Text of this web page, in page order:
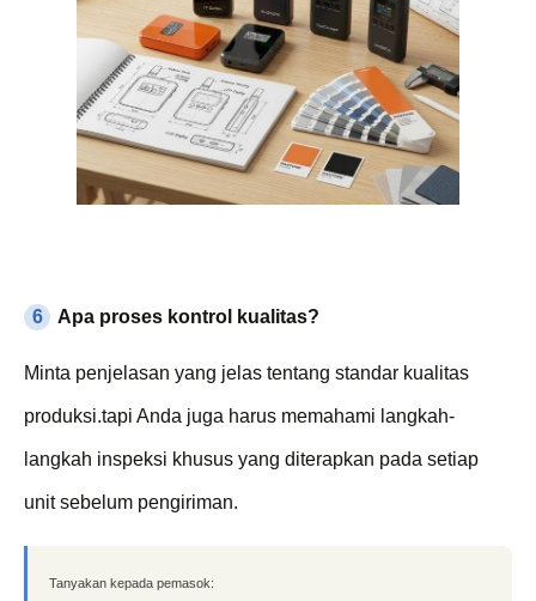
6 Apa proses kontrol kualitas?
Minta penjelasan yang jelas tentang standar kualitas
produksi.tapi Anda juga harus memahami langkah-
langkah inspeksi khusus yang diterapkan pada setiap
unit sebelum pengiriman.
Tanyakan kepada pemasok: